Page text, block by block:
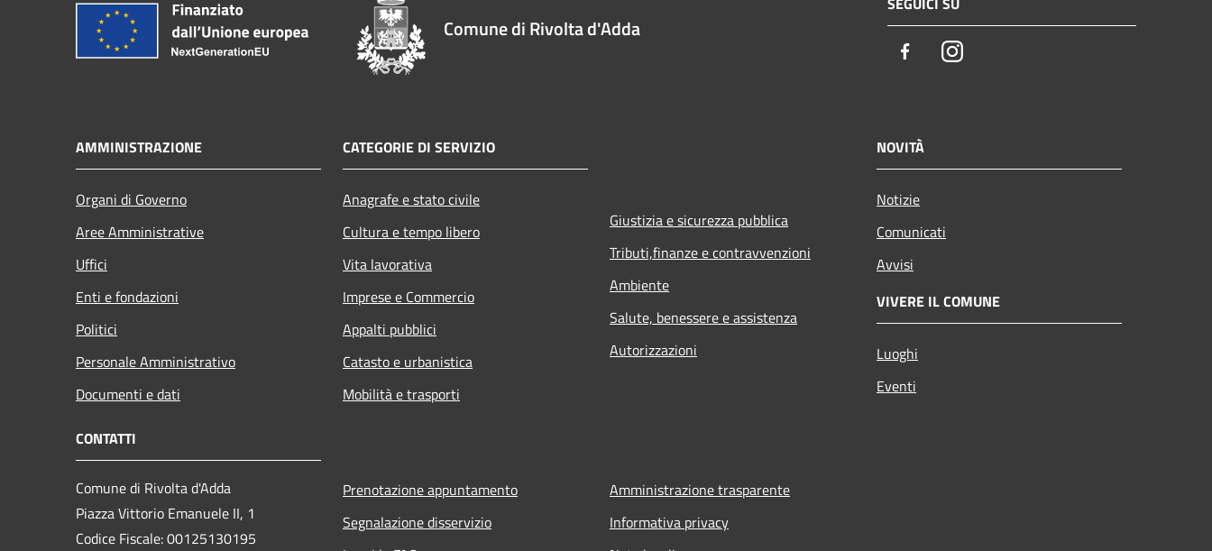
Comune di Rivolta d'Adda
FacebookInstagram
AMMINISTRAZIONE
Organi di Governo
Aree Amministrative
Uffici
Enti e fondazioni
Politici
Personale Amministrativo
Documenti e dati
CATEGORIE DI SERVIZIO
Anagrafe e stato civile
Cultura e tempo libero
Vita lavorativa
Imprese e Commercio
Appalti pubblici
Catasto e urbanistica
Mobilità e trasporti
Giustizia e sicurezza pubblica
Tributi,finanze e contravvenzioni
Ambiente
Salute, benessere e assistenza
Autorizzazioni
NOVITÀ
Notizie
Comunicati
Avvisi
VIVERE IL COMUNE
Luoghi
Eventi
CONTATTI
Comune di Rivolta d'Adda
Piazza Vittorio Emanuele II, 1
Codice Fiscale: 00125130195
Prenotazione appuntamento
Segnalazione disservizio
Amministrazione trasparente
Informativa privacy